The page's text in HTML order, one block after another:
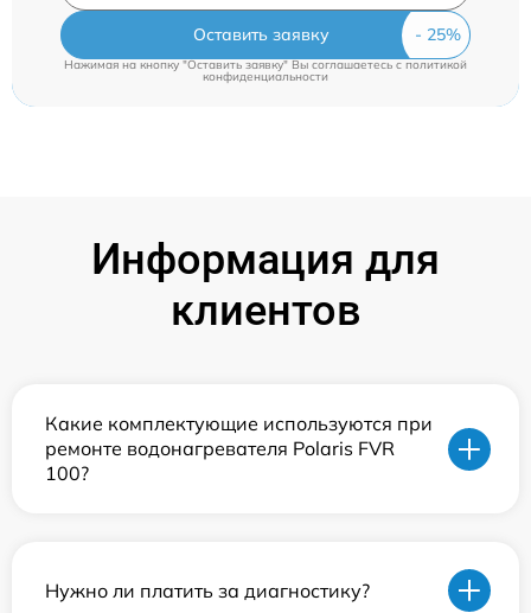
Оставить заявку
Нажимая на кнопку "Оставить заявку" Вы соглашаетесь cполитикой
конфиденциальности
Информация для
клиентов
Какие комплектующие используются при
ремонте водонагревателя Polaris FVR
100?
Нужно ли платить за диагностику?